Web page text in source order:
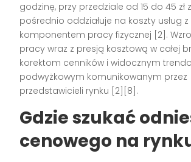
godzinę, przy przedziale od 15 do 45 zł
pośrednio oddziałuje na koszty usług z
komponentem pracy fizycznej [2].
pracy wraz z presją kosztową w całej
korektom cenników i widocznym
podwyżkowym komunikowanym przez
przedstawicieli rynku [2][8].
Gdzie szukać
cenowego na